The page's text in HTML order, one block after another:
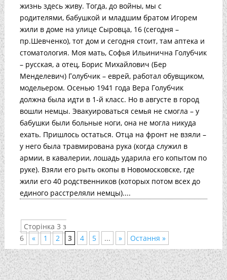
жизнь здесь живу. Тогда, до войны, мы с
родителями, бабушкой и младшим братом Игорем
жили в доме на улице Сыровца, 16 (сегодня –
пр.Шевченко), тот дом и сегодня стоит, там аптека и
стоматология. Моя мать, Софья Ильинична Голубчик
– русская, а отец, Борис Михайлович (Бер
Менделевич) Голубчик – еврей, работал обувщиком,
модельером. Осенью 1941 года Вера Голубчик
должна была идти в 1-й класс. Но в августе в город
вошли немцы. Эвакуироваться семья не смогла – у
бабушки были больные ноги, она не могла никуда
ехать. Пришлось остаться. Отца на фронт не взяли –
у него была травмирована рука (когда служил в
армии, в кавалерии, лошадь ударила его копытом по
руке). Взяли его рыть окопы в Новомосковске, где
жили его 40 родственников (которых потом всех до
единого расстреляли немцы)....
Сторінка 3 з
6
« 1 2 3 4 5 ... » Остання »